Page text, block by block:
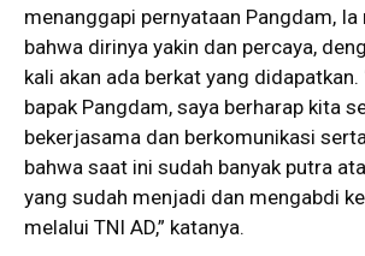
menanggapi pernyataan Pangdam, Ia
bahwa dirinya yakin dan percaya,
kali akan ada berkat yang didapatkan.
bapak Pangdam, saya berharap kita
bekerjasama dan berkomunikasi
bahwa saat ini sudah banyak putra
yang sudah menjadi dan mengabdi
melalui TNI AD,” katanya.